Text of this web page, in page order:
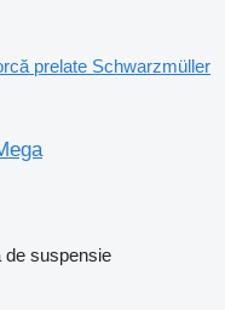
prelate Schwarzmüller
de suspensie